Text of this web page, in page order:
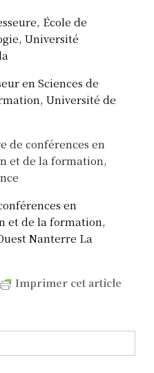
École de
Université
en Sciences de
Université de
de conférences en
et de la formation,
en
et de la formation,
Nanterre La
Imprimer cet article